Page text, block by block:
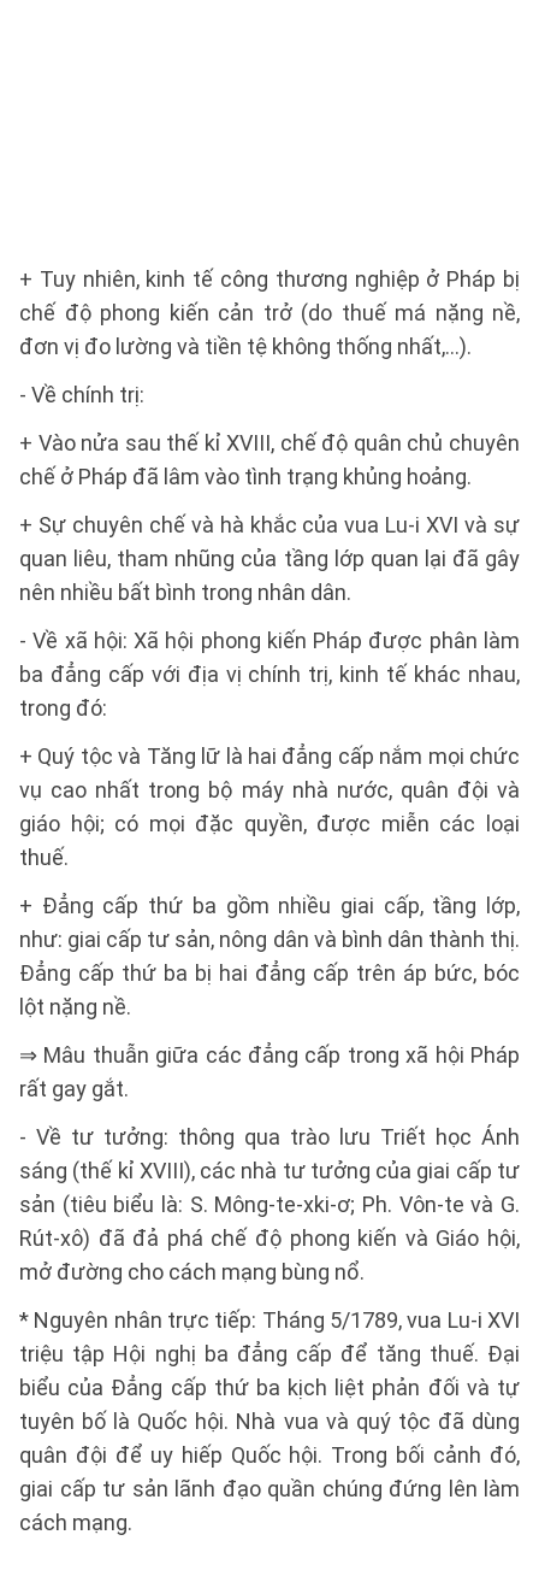
+ Tuy nhiên, kinh tế công thương nghiệp ở Pháp bị
chế độ phong kiến cản trở (do thuế má nặng nề,
đơn vị đo lường và tiền tệ không thống nhất,...).
- Về chính trị:
+ Vào nửa sau thế kỉ XVIII, chế độ quân chủ chuyên
chế ở Pháp đã lâm vào tình trạng khủng hoảng.
+ Sự chuyên chế và hà khắc của vua Lu-i XVI và sự
quan liêu, tham nhũng của tầng lớp quan lại đã gây
nên nhiều bất bình trong nhân dân.
- Về xã hội: Xã hội phong kiến Pháp được phân làm
ba đẳng cấp với địa vị chính trị, kinh tế khác nhau,
trong đó:
+ Quý tộc và Tăng lữ là hai đẳng cấp nắm mọi chức
vụ cao nhất trong bộ máy nhà nước, quân đội và
giáo hội; có mọi đặc quyền, được miễn các loại
thuế.
+ Đẳng cấp thứ ba gồm nhiều giai cấp, tầng lớp,
như: giai cấp tư sản, nông dân và bình dân thành thị.
Đẳng cấp thứ ba bị hai đẳng cấp trên áp bức, bóc
lột nặng nề.
⇒ Mâu thuẫn giữa các đẳng cấp trong xã hội Pháp
rất gay gắt.
- Về tư tưởng: thông qua trào lưu Triết học Ánh
sáng (thế kỉ XVIII), các nhà tư tưởng của giai cấp tư
sản (tiêu biểu là: S. Mông-te-xki-ơ; Ph. Vôn-te và G.
Rút-xô) đã đả phá chế độ phong kiến và Giáo hội,
mở đường cho cách mạng bùng nổ.
* Nguyên nhân trực tiếp: Tháng 5/1789, vua Lu-i XVI
triệu tập Hội nghị ba đẳng cấp để tăng thuế. Đại
biểu của Đẳng cấp thứ ba kịch liệt phản đối và tự
tuyên bố là Quốc hội. Nhà vua và quý tộc đã dùng
quân đội để uy hiếp Quốc hội. Trong bối cảnh đó,
giai cấp tư sản lãnh đạo quần chúng đứng lên làm
cách mạng.